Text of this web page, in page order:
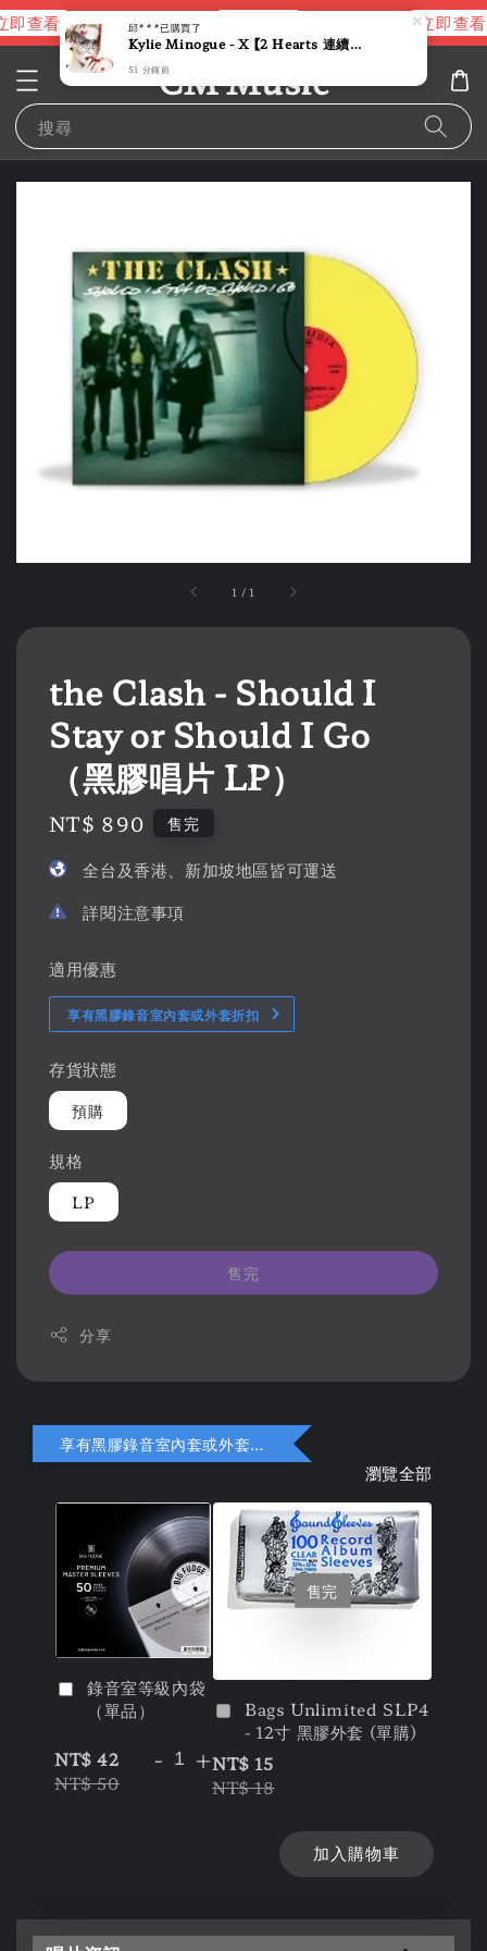
查看 進擊的巨人片頭曲 立即查看
CM Music
搜尋
1 /1
the Clash - Should I
Stay or Should I Go
（黑膠唱片 LP）
Regular
NT$ 890 售完
全台及香港、新加坡地區皆可運送
詳閱注意事項
適用優惠
享有黑膠錄音室內套或外套折扣
存貨狀態
預購
規格
LP
售完
分享
享有黑膠錄音室內套或外套折扣
瀏覽全部
錄音室等級內袋
（單品）
NT$ 42
NT$ 50
- +
售完
Bags Unlimited SLP4
- 12寸 黑膠外套 (單購)
NT$ 15
NT$ 18
加入購物車
邱***已購買了
Kylie Minogue - X 【2 Hearts 連續單曲 Kylie 電子流行最強回歸】 (黑膠唱片 LP)
51 分鐘前